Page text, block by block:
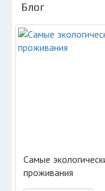
Блог
Самые
проживания